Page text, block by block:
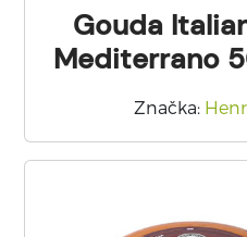
Gouda
Mediterrano
Značka: